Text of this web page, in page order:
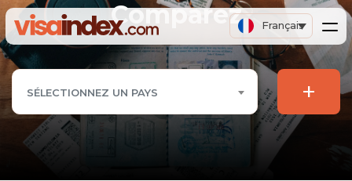
Français
Comparez
SÉLECTIONNEZ UN PAYS +